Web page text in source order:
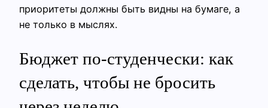
приоритеты должны быть видны на бумаге, а
не только в мыслях.
Бюджет по‑студенчески: как
сделать, чтобы не бросить